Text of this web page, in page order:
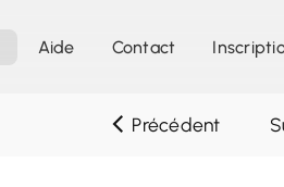
Aide Contact
Précédent